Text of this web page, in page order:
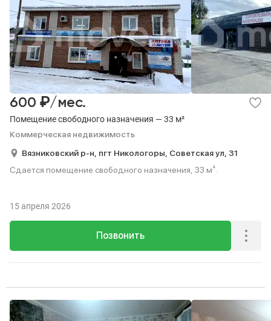
Помещение свободного назначения — 33 м²
Коммерческая недвижимость
600 ₽/мес.
Вязниковский р-н, пгт Никологоры, Советская ул, 31
Сдается помещение свободного назначения, 33 м².
Позвонить
15 апреля 2026